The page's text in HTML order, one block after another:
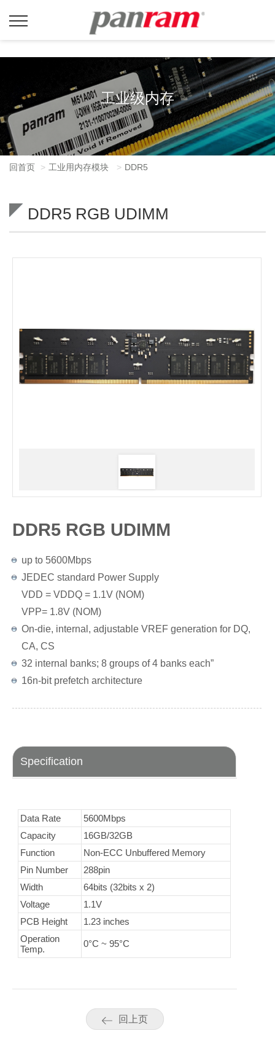
工业级内存
回首页 工业用内存模块 DDR5
DDR5 RGB UDIMM
DDR5 RGB UDIMM
up to 5600Mbps
JEDEC standard Power Supply
VDD = VDDQ = 1.1V (NOM)
VPP= 1.8V (NOM)
On-die, internal, adjustable VREF generation for DQ,
CA, CS
32 internal banks; 8 groups of 4 banks each”
16n-bit prefetch architecture
Specification
Data Rate
5600Mbps
Capacity
16GB/32GB
Function
Non-ECC Unbuffered Memory
Pin Number
288pin
Width
64bits (32bits x 2)
Voltage
1.1V
PCB Height
1.23 inches
Operation
Temp.
0°C ~ 95°C
回上页